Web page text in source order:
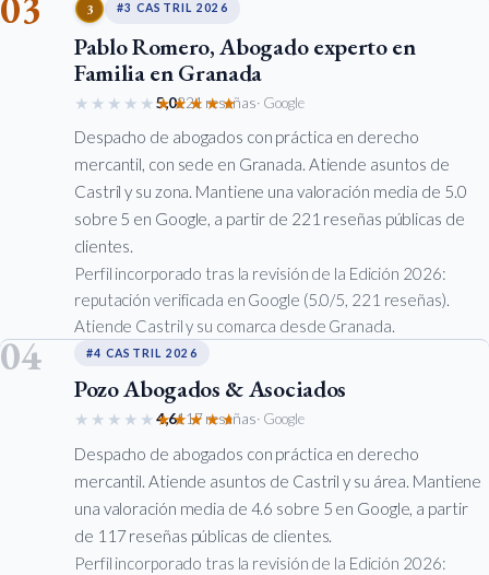
3 #3 CASTRIL 2026
Pablo Romero, Abogado experto en
Familia en Granada
★★★★★★★★★★
5,0221 reseñas· Google
Despacho de abogados con práctica en derecho
mercantil, con sede en Granada. Atiende asuntos de
Castril y su zona. Mantiene una valoración media de 5.0
sobre 5 en Google, a partir de 221 reseñas públicas de
clientes.
Perfil incorporado tras la revisión de la Edición 2026:
reputación verificada en Google (5.0/5, 221 reseñas).
Atiende Castril y su comarca desde Granada.
04 #4 CASTRIL 2026
Pozo Abogados & Asociados
★★★★★★★★★★
4,6117 reseñas· Google
Despacho de abogados con práctica en derecho
mercantil. Atiende asuntos de Castril y su área. Mantiene
una valoración media de 4.6 sobre 5 en Google, a partir
de 117 reseñas públicas de clientes.
Perfil incorporado tras la revisión de la Edición 2026: